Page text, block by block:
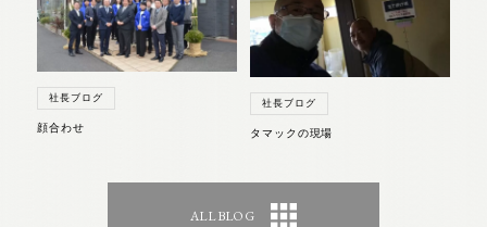
社長ブログ
顔合わせ
社長ブログ
タマックの現場
ALL BLOG